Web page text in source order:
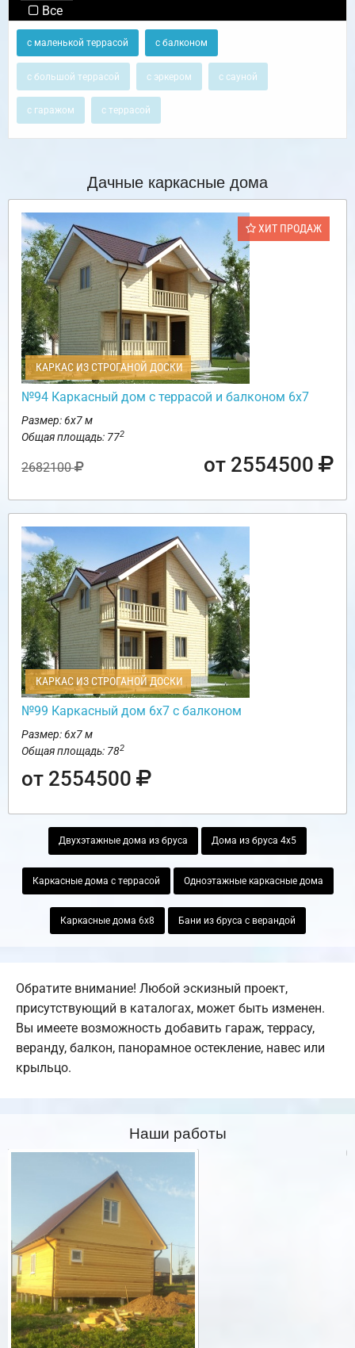
Все
с маленькой террасой с балконом
с большой террасой с эркером с сауной
с гаражом с террасой
Дачные каркасные дома
ХИТ ПРОДАЖ
КАРКАС ИЗ СТРОГАНОЙ ДОСКИ
№94 Каркасный дом с террасой и балконом 6х7
Размер: 6х7 м
Общая площадь: 772
2682100 от 2554500
КАРКАС ИЗ СТРОГАНОЙ ДОСКИ
№99 Каркасный дом 6х7 с балконом
Размер: 6х7 м
Общая площадь: 782
от 2554500
Двухэтажные дома из бруса Дома из бруса 4х5
Каркасные дома с террасой Одноэтажные каркасные дома
Каркасные дома 6х8 Бани из бруса с верандой
Обратите внимание! Любой эскизный проект,
присутствующий в каталогах, может быть изменен.
Вы имеете возможность добавить гараж, террасу,
веранду, балкон, панорамное остекление, навес или
крыльцо.
Наши работы